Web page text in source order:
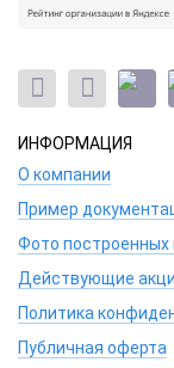
ИНФОРМАЦИЯ
О компании
Пример
Фото построенных
Действующие
Политика
Публичная оферта